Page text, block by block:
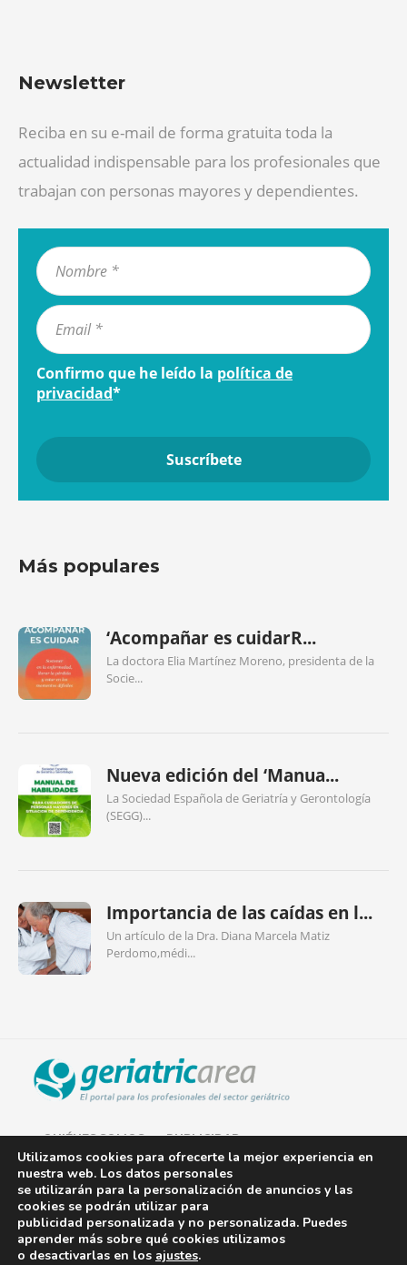
Newsletter
Reciba en su e-mail de forma gratuita toda la
actualidad indispensable para los profesionales que
trabajan con personas mayores y dependientes.
Confirmo que he leído la política de
privacidad*
Más populares
‘Acompañar es cuidarR...
La doctora Elia Martínez Moreno, presidenta de la
Socie...
Nueva edición del ‘Manua...
La Sociedad Española de Geriatría y Gerontología
(SEGG)...
Importancia de las caídas en l...
Un artículo de la Dra. Diana Marcela Matiz
Perdomo,médi...
QUIÉNES SOMOS PUBLICIDAD
AVISO LEGAL
POLÍTICA DE COOKIES
POLÍTICA DE PRIVACIDAD
Utilizamos cookies para ofrecerte la mejor experiencia en
nuestra web. Los datos personales
se utilizarán para la personalización de anuncios y las
cookies se podrán utilizar para
publicidad personalizada y no personalizada. Puedes
aprender más sobre qué cookies utilizamos
o desactivarlas en los ajustes.